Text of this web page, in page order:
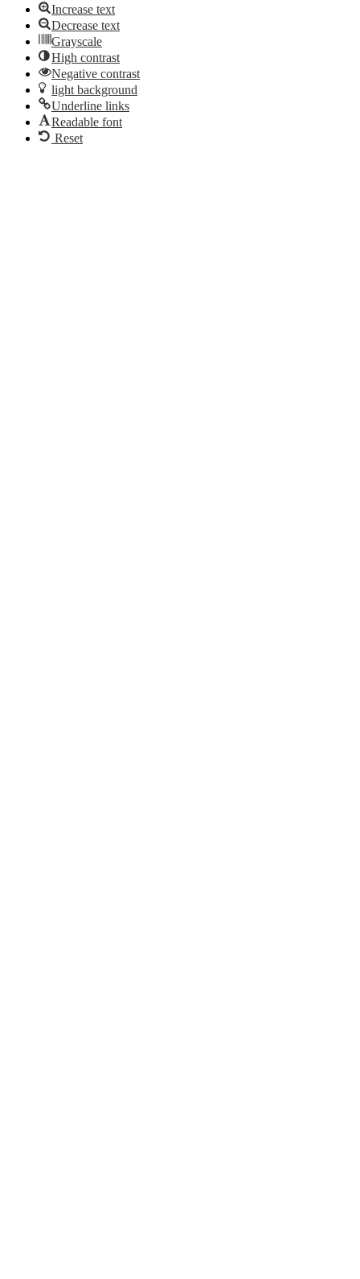
Increase text
Decrease text
Grayscale
High contrast
Negative contrast
light background
Underline links
Readable font
Reset